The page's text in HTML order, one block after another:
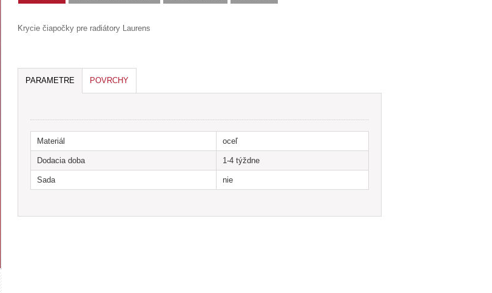
Krycie čiapočky pre radiátory Laurens
viac
PARAMETRE POVRCHY
Materiál oceľ
Dodacia doba 1-4 týždne
Sada nie